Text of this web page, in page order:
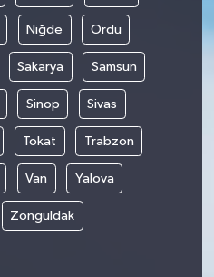
Niğde Ordu
Sakarya Samsun
Sinop Sivas
Tokat Trabzon
Van Yalova
Zonguldak